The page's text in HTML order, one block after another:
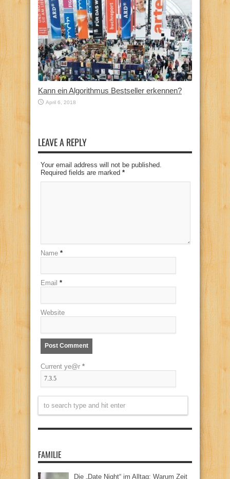
Kann ein Algorithmus Bestseller erkennen?
April 6, 2018
LEAVE A REPLY
Your email address will not be published.
Required fields are marked *
Name *
Email *
Website
Current ye@r *
FAMILIE
Die „Date Night“ im Alltag: Warum Zeit